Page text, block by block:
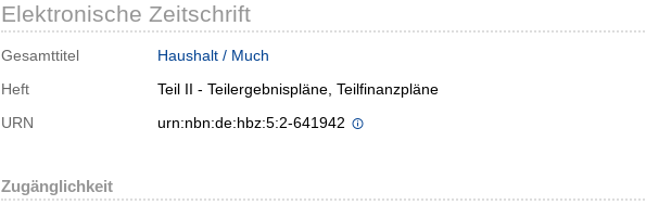
Elektronische Zeitschrift
Gesamttitel
Haushalt / Much
Heft
Teil II - Teilergebnispläne, Teilfinanzpläne
URN
urn:nbn:de:hbz:5:2-641942
Zugänglichkeit